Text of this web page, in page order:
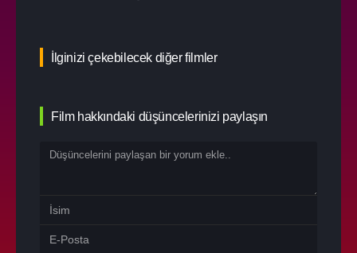
İlginizi çekebilecek diğer filmler
Film hakkındaki düşüncelerinizi paylaşın